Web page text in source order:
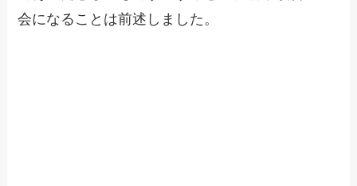
会になることは前述しました。